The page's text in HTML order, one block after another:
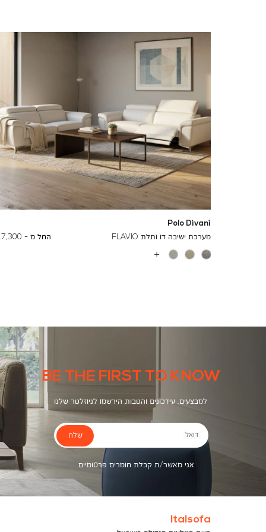
Polo Divani
מערכת ישיבה דו ותלת FLAVIO
החל מ - ₪ To
29,000 ₪
BE THE FIRST TO KNOW
למבצעים, עידכונים והטבות הירשמו לניוזלטר שלנו
דואל
אני מאשר/ת קבלת חומרים פרסומיים
שלח
Italsofa